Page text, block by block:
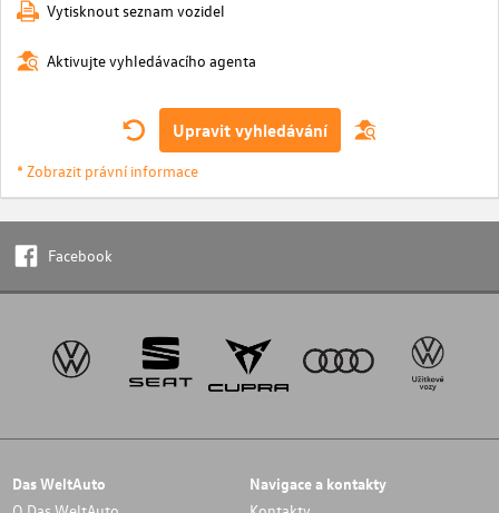
Vytisknout seznam vozidel
Aktivujte vyhledávacího agenta
Upravit vyhledávání
* Zobrazit právní informace
Facebook
Das WeltAuto Navigace a kontakty